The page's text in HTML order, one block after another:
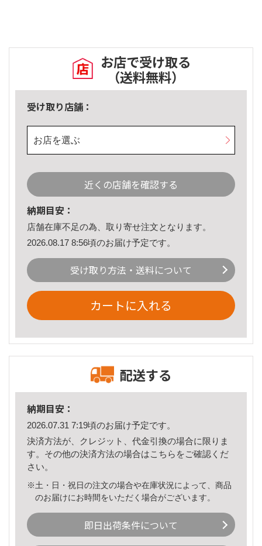
お店で受け取る
（送料無料）
受け取り店舗：
お店を選ぶ
近くの店舗を確認する
納期目安：
店舗在庫不足の為、取り寄せ注文となります。
2026.08.17 8:56頃のお届け予定です。
受け取り方法・送料について
カートに入れる
配送する
納期目安：
2026.07.31 7:19頃のお届け予定です。
決済方法が、クレジット、代金引換の場合に限りま
す。その他の決済方法の場合はこちら をご確認くだ
さい。
※土・日・祝日の注文の場合や在庫状況によって、商品
のお届けにお時間をいただく場合がございます。
即日出荷条件について